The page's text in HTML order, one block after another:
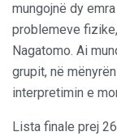
mungojnë dy
problemeve
Nagatomo. Ai
grupit, në
interpretimin e
Lista finale prej